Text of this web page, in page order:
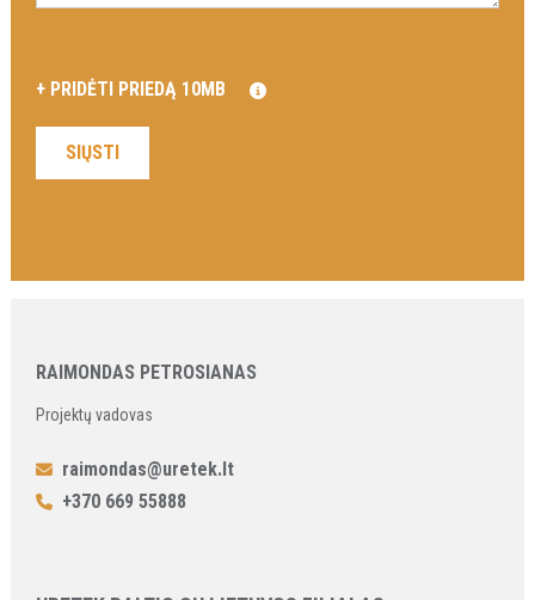
RAIMONDAS PETROSIANAS
Projektų vadovas
raimondas@uretek.lt
+370 669 55888